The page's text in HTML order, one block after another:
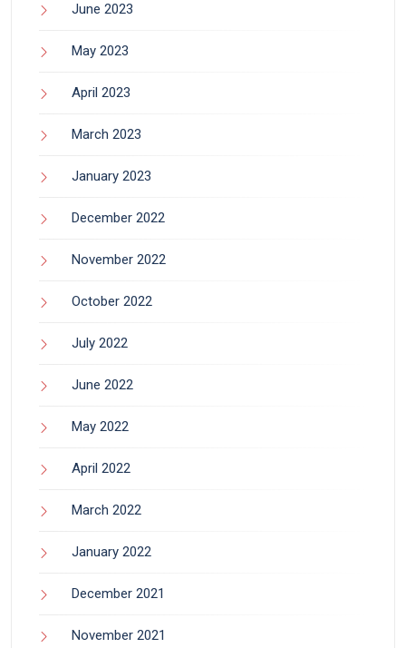
June 2023
May 2023
April 2023
March 2023
January 2023
December 2022
November 2022
October 2022
July 2022
June 2022
May 2022
April 2022
March 2022
January 2022
December 2021
November 2021